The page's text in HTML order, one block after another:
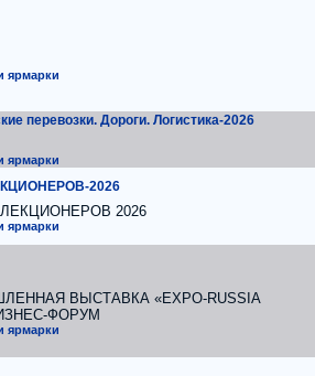
ярмарки
перевозки. Дороги. Логистика-2026
ярмарки
2026
2026
ярмарки
ВЫСТАВКА «EXPO-RUSSIA
ФОРУМ
ярмарки